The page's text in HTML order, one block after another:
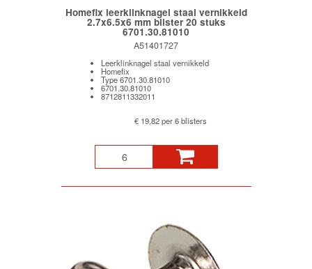
Homefix leerklinknagel staal vernikkeld
2.7x6.5x6 mm blister 20 stuks
6701.30.81010
A51401727
Leerklinknagel staal vernikkeld
Homefix
Type 6701.30.81010
6701.30.81010
8712811332011
€ 19,82 per 6 blisters